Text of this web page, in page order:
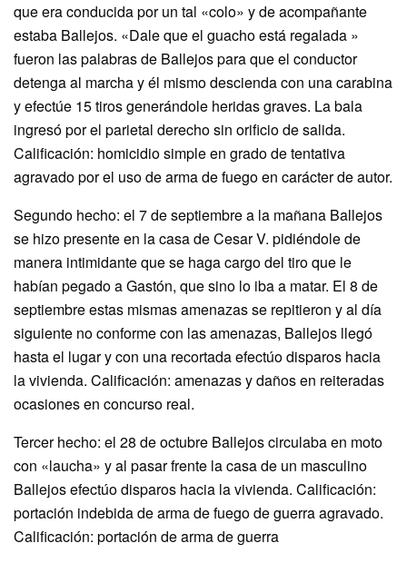
que era conducida por un tal «colo» y de acompañante
estaba Ballejos. «Dale que el guacho está regalada »
fueron las palabras de Ballejos para que el conductor
detenga al marcha y él mismo descienda con una carabina
y efectúe 15 tiros generándole heridas graves. La bala
ingresó por el parietal derecho sin orificio de salida.
Calificación: homicidio simple en grado de tentativa
agravado por el uso de arma de fuego en carácter de autor.
Segundo hecho: el 7 de septiembre a la mañana Ballejos
se hizo presente en la casa de Cesar V. pidiéndole de
manera intimidante que se haga cargo del tiro que le
habían pegado a Gastón, que sino lo iba a matar. El 8 de
septiembre estas mismas amenazas se repitieron y al día
siguiente no conforme con las amenazas, Ballejos llegó
hasta el lugar y con una recortada efectúo disparos hacia
la vivienda. Calificación: amenazas y daños en reiteradas
ocasiones en concurso real.
Tercer hecho: el 28 de octubre Ballejos circulaba en moto
con «laucha» y al pasar frente la casa de un masculino
Ballejos efectúo disparos hacia la vivienda. Calificación:
portación indebida de arma de fuego de guerra agravado.
Calificación: portación de arma de guerra